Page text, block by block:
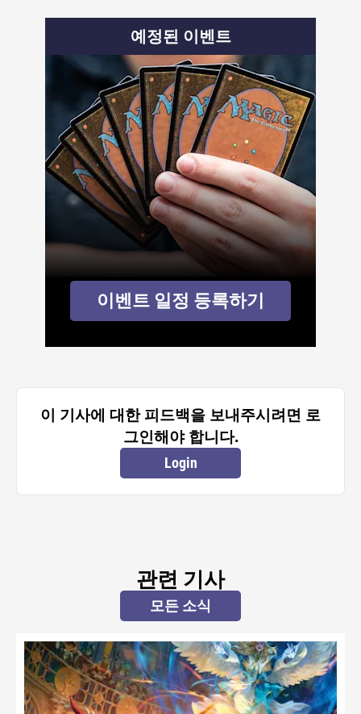
예정된 이벤트
이벤트 일정 등록하기
이 기사에 대한 피드백을 보내주시려면 로
그인해야 합니다.
Login
관련 기사
모든 소식